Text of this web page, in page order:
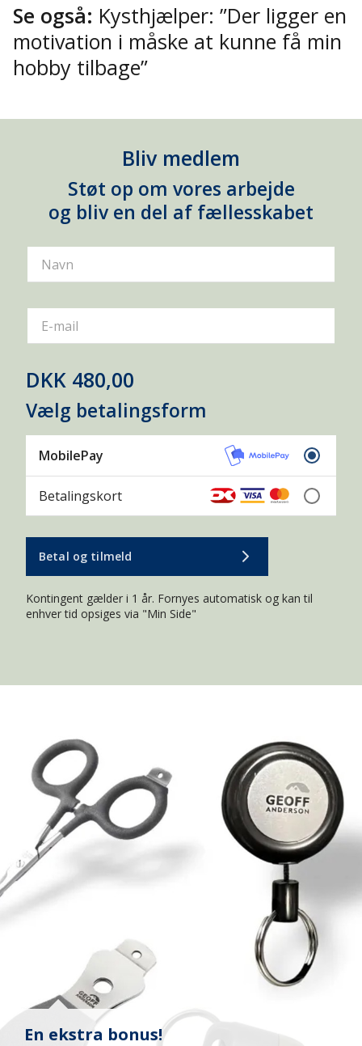
Se også: Kysthjælper: ”Der ligger en
motivation i måske at kunne få min
hobby tilbage”
Bliv medlem
Støt op om vores arbejde
og bliv en del af fællesskabet
Navn
E-mail
DKK 480,00
Vælg betalingsform
MobilePay
Betalingskort
Betal og tilmeld
Kontingent gælder i 1 år. Fornyes automatisk og kan til
enhver tid opsiges via "Min Side"
En ekstra bonus!